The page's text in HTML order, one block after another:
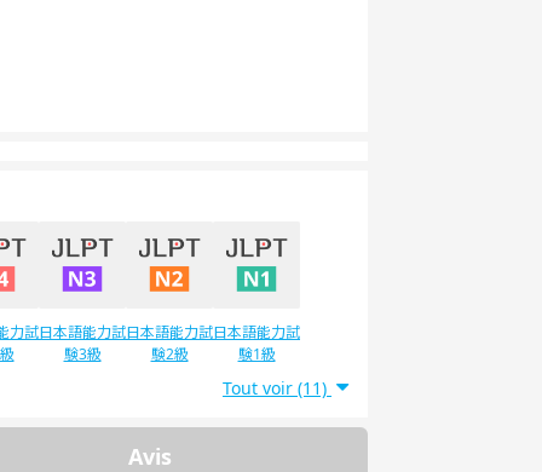
力試日本語能力試
験3級
日本語能力試
験2級
日本語能力試
験1級
Tout voir (11)
Avis